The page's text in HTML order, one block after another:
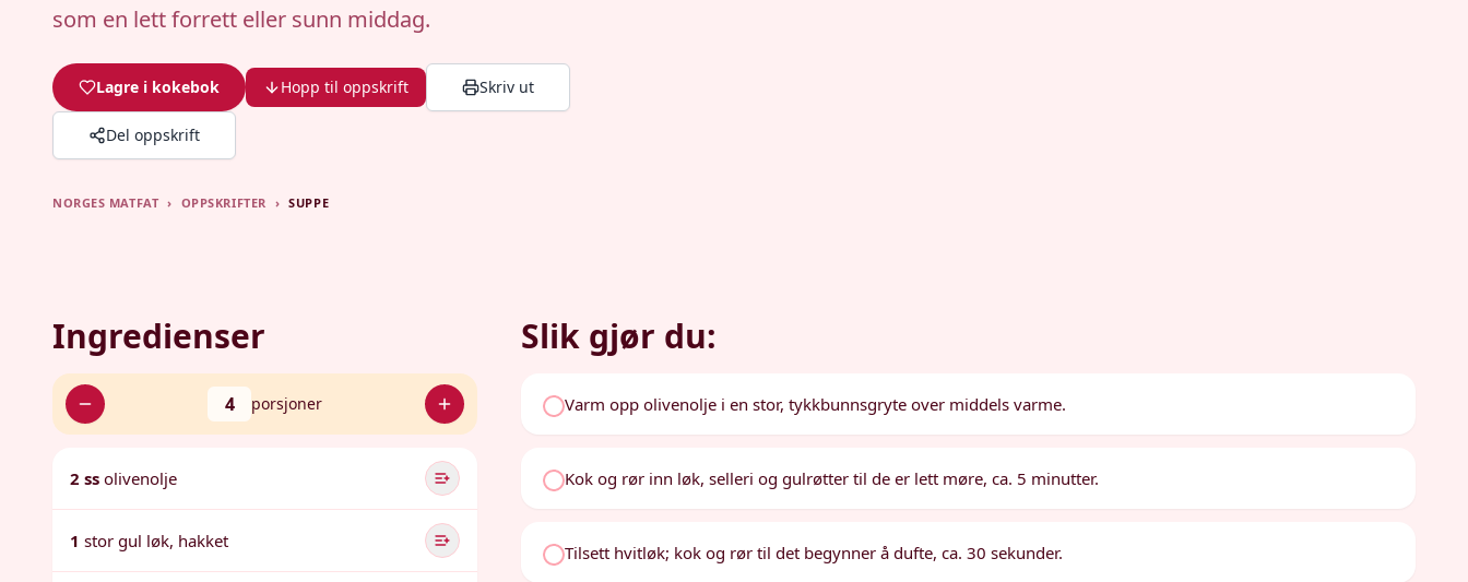
som en lett forrett eller sunn middag.
Lagre i kokebok Hopp til oppskrift Skriv ut
Del oppskrift
NORGES MATFAT › OPPSKRIFTER › SUPPE
Ingredienser
4 porsjoner
2 ss olivenolje
1 stor gul løk, hakket
Slik gjør du:
Varm opp olivenolje i en stor, tykkbunnsgryte over middels varme.
Kok og rør inn løk, selleri og gulrøtter til de er lett møre, ca. 5 minutter.
Tilsett hvitløk; kok og rør til det begynner å dufte, ca. 30 sekunder.